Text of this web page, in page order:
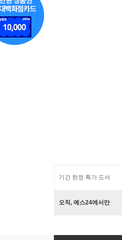
기간 한정 특가 도서
오직, 예스24에서만